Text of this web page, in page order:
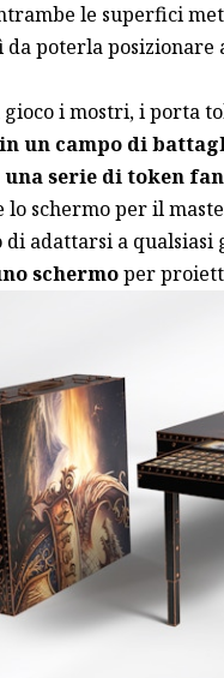
le superfici
da poterla
i mostri, i porta
in un campo di
una serie di token
schermo per il
adattarsi a qualsiasi
schermoper